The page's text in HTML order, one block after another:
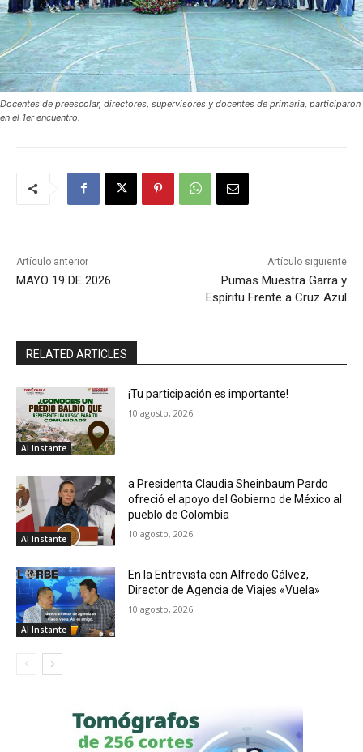
Docentes de preescolar, directores, supervisores y docentes de primaria, participaron
en el 1er encuentro.
Artículo anterior
MAYO 19 DE 2026
Artículo siguiente
Pumas Muestra Garra y
Espíritu Frente a Cruz Azul
RELATED ARTICLES
Al Instante
¡Tu participación es importante!
10 agosto, 2026
Al Instante
a Presidenta Claudia Sheinbaum Pardo
ofreció el apoyo del Gobierno de México al
pueblo de Colombia
10 agosto, 2026
Al Instante
En la Entrevista con Alfredo Gálvez,
Director de Agencia de Viajes «Vuela»
10 agosto, 2026